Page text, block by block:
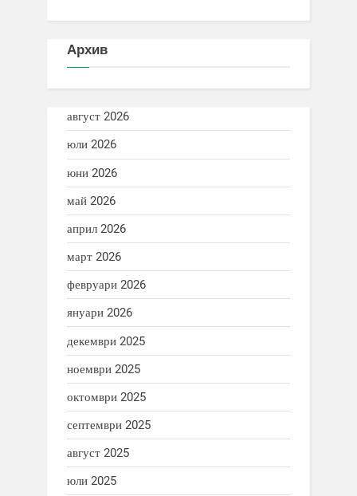
Архив
август 2026
юли 2026
юни 2026
май 2026
април 2026
март 2026
февруари 2026
януари 2026
декември 2025
ноември 2025
октомври 2025
септември 2025
август 2025
юли 2025